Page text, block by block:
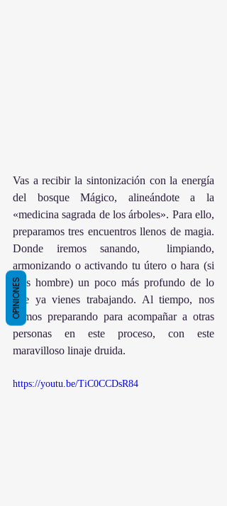
Vas a recibir la sintonización con la energía
del bosque Mágico, alineándote a la
«medicina sagrada de los árboles». Para ello,
preparamos tres encuentros llenos de magia.
Donde iremos sanando,  limpiando,
armonizando o activando tu útero o hara (si
eres hombre) un poco más profundo de lo
que ya vienes trabajando. Al tiempo, nos
vamos preparando para acompañar a otras
personas en este proceso, con este
maravilloso linaje druida.
https://youtu.be/TiC0CCDsR84
OPINIONES